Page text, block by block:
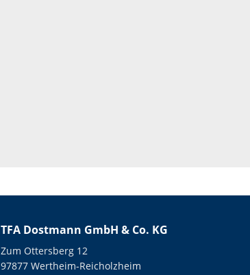
TFA Dostmann GmbH & Co. KG
Zum Ottersberg 12
97877 Wertheim-Reicholzheim